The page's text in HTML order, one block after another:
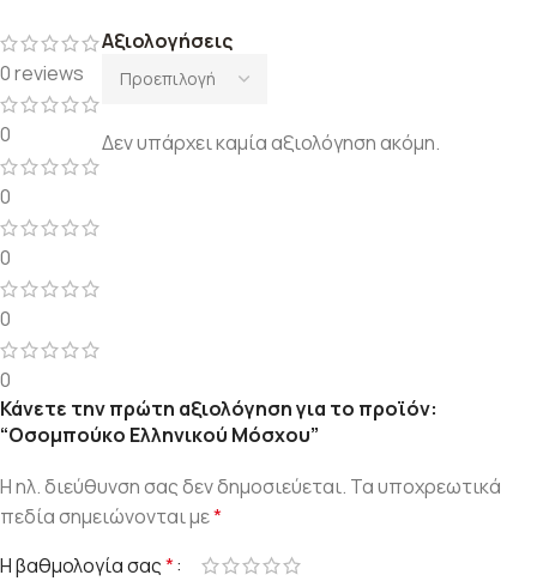
0 reviews
0
0
0
0
0
Αξιολογήσεις
Δεν υπάρχει καμία αξιολόγηση ακόμη.
Κάνετε την πρώτη αξιολόγηση για το προϊόν:
“Οσομπούκο Ελληνικού Μόσχου”
Η ηλ. διεύθυνση σας δεν δημοσιεύεται. Τα υποχρεωτικά
πεδία σημειώνονται με*
Η βαθμολογία σας*